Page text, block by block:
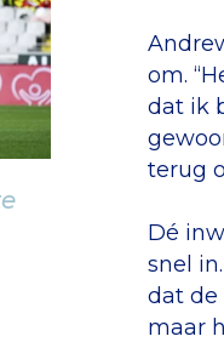
om.
dat ik
terug
Dé
snel
dat de
maar